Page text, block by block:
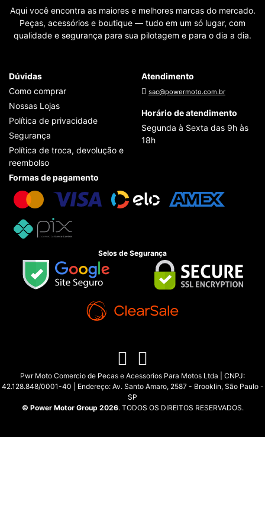
Aqui você encontra as maiores e melhores marcas do mercado.
Peças, acessórios e boutique — tudo em um só lugar, com
qualidade e segurança para sua pilotagem e para o dia a dia.
Dúvidas
Como comprar
Nossas Lojas
Política de privacidade
Segurança
Política de troca, devolução e
reembolso
Atendimento
sac@powermoto.com.br
Horário de atendimento
Segunda à Sexta das 9h às
18h
Formas de pagamento
Selos de Segurança
Pwr Moto Comercio de Pecas e Acessorios Para Motos Ltda | CNPJ:
42.128.848/0001-40 | Endereço: Av. Santo Amaro, 2587 - Brooklin, São Paulo -
SP
© Power Motor Group 2026. TODOS OS DIREITOS RESERVADOS.